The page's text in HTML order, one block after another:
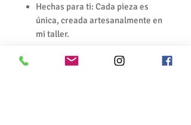
Hechas para ti: Cada pieza es
única, creada artesanalmente en
mi taller.
*precio para 2 alianzas